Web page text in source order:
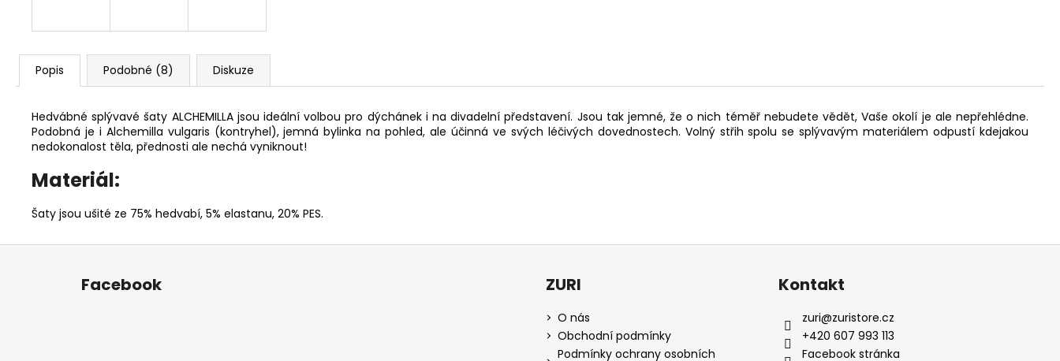
Popis Podobné (8) Diskuze
Hedvábné splývavé šaty ALCHEMILLA jsou ideální volbou pro dýchánek i na divadelní představení. Jsou tak jemné, že o nich téměř nebudete vědět, Vaše okolí je ale nepřehlédne.
Podobná je i Alchemilla vulgaris (kontryhel), jemná bylinka na pohled, ale účinná ve svých léčivých dovednostech. Volný střih spolu se splývavým materiálem odpustí kdejakou
nedokonalost těla, přednosti ale nechá vyniknout!
Materiál:
Šaty jsou ušité ze 75% hedvabí, 5% elastanu, 20% PES.
Z
Facebook ZURI
O nás
Obchodní podmínky
Podmínky ochrany osobních
Kontakt
zuri@zuristore.cz
+420 607 993 113
Facebook stránka